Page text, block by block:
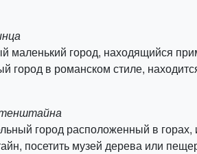
маленький город, находящийся
город в романском стиле,
город расположенный в
посетить музей дерева или